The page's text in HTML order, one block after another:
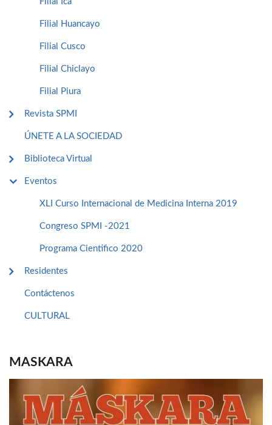
Filial Huancayo
Filial Cusco
Filial Chiclayo
Filial Piura
Revista SPMI
ÚNETE A LA SOCIEDAD
Biblioteca Virtual
Eventos
XLI Curso Internacional de Medicina Interna 2019
Congreso SPMI -2021
Programa Cientifico 2020
Residentes
Contáctenos
CULTURAL
MASKARA